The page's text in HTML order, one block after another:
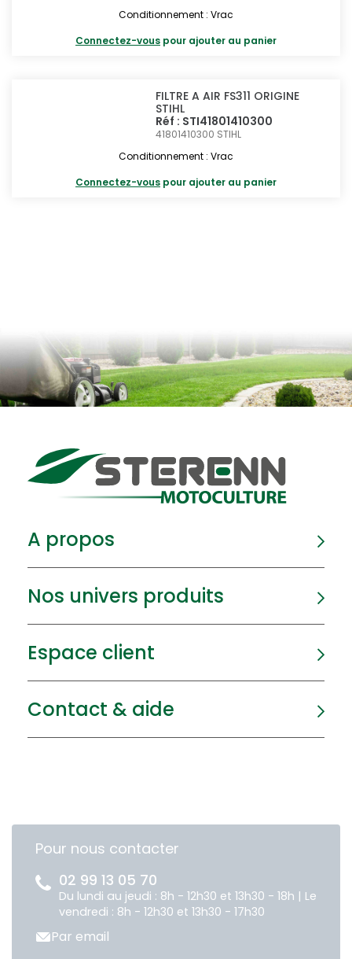
Conditionnement : Vrac
Connectez-vous pour ajouter au panier
FILTRE A AIR FS311 ORIGINE
STIHL
Réf : STI41801410300
41801410300 STIHL
Conditionnement : Vrac
Connectez-vous pour ajouter au panier
A propos
Nos univers produits
Espace client
Contact & aide
Pour nous contacter
02 99 13 05 70
Du lundi au jeudi : 8h - 12h30 et 13h30 - 18h | Le
vendredi : 8h - 12h30 et 13h30 - 17h30
Par email